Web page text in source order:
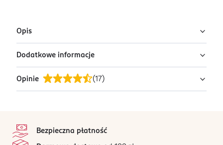
Opis
Bloom Nails zestaw profesjonalnych frezów, 1 szt.
Dodatkowe informacje
OSTRZEŻENIA DOTYCZĄCE BEZPIECZEŃSTWA
Do użytku profesjonalnego. Nie używać bez
Stosować wyłącznie zgodnie z przeznaczeniem. Nie
Opinie (17 )
Bezpieczna płatność